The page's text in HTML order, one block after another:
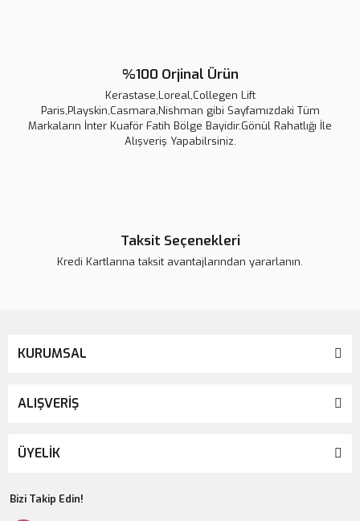
%100 Orjinal Ürün
Kerastase,Loreal,Collegen Lift
Paris,Playskin,Casmara,Nishman gibi Sayfamızdaki Tüm
Markaların İnter Kuaför Fatih Bölge Bayidir.Gönül Rahatlığı İle
Alışveriş Yapabilrsiniz.
Taksit Seçenekleri
Kredi Kartlarına taksit avantajlarından yararlanın.
KURUMSAL
ALIŞVERİŞ
ÜYELİK
Bizi Takip Edin!